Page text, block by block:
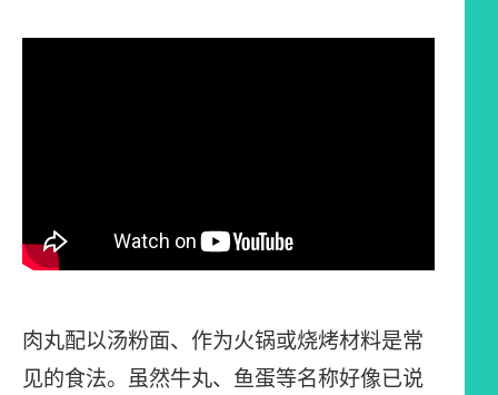
肉丸配以汤粉面、作为火锅或烧烤材料是常
见的食法。虽然牛丸、鱼蛋等名称好像已说